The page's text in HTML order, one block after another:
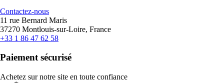
Contactez-nous
11 rue Bernard Maris
37270 Montlouis-sur-Loire, France
+33 1 86 47 62 58
Paiement sécurisé
Achetez sur notre site en toute confiance